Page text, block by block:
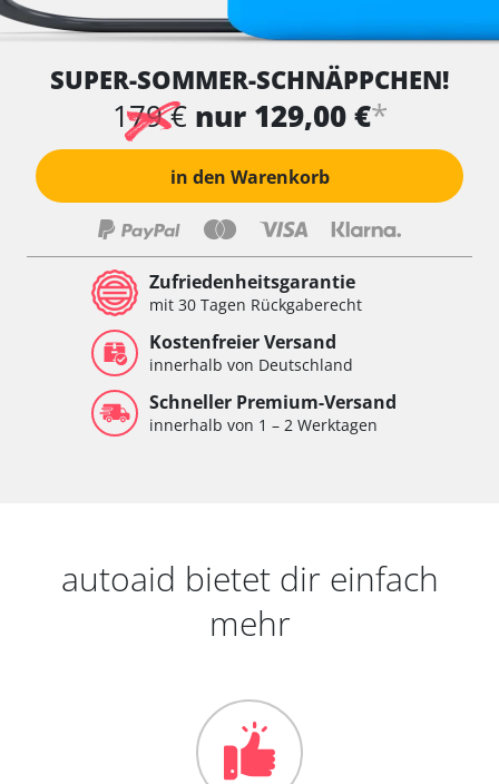
SUPER-SOMMER-SCHNÄPPCHEN!
179 € nur 129,00 €*
in den Warenkorb
Zufriedenheitsgarantie
mit 30 Tagen Rückgaberecht
Kostenfreier Versand
innerhalb von Deutschland
Schneller Premium-Versand
innerhalb von 1 – 2 Werktagen
autoaid bietet dir einfach
mehr